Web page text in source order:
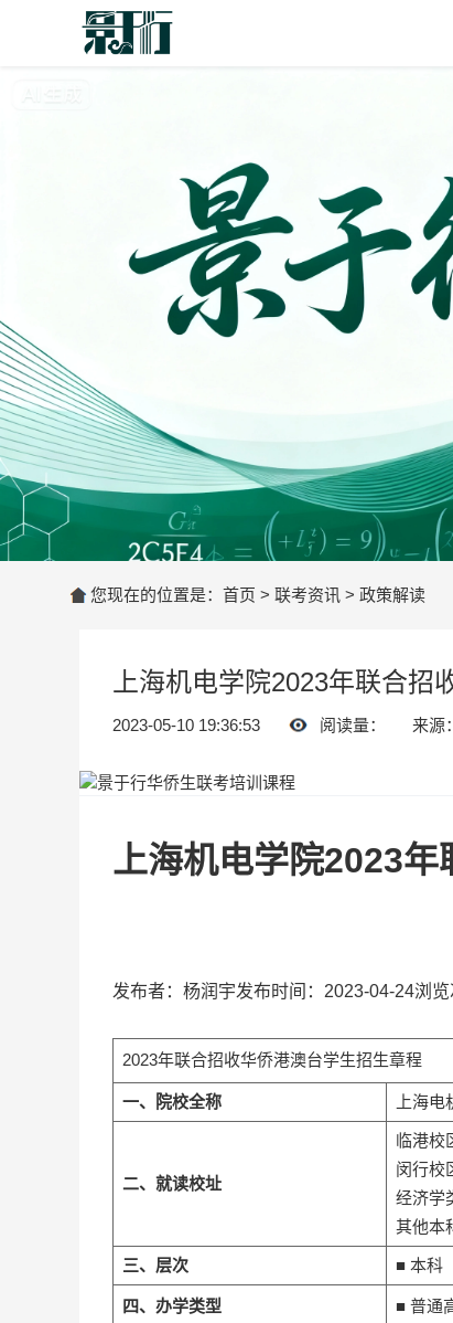
您现在的位置是： 首页 > 联考资讯 > 政策解读
上海机电学院2023年联合
2023-05-10 19:36:53 阅读量： 来源
上海机电学院2023
发布者：杨润宇发布时间：2023-04-24浏览
2023年联合招收华侨港澳台学生招生章程
一、院校全称 上海电
二、就读校址
临港校
闵行校
经济学
其他本
三、层次 ■ 本科
四、办学类型 ■ 普通